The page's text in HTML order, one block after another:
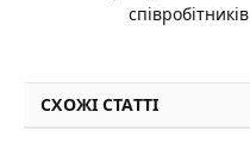
співробітників
СХОЖІ СТАТТІ